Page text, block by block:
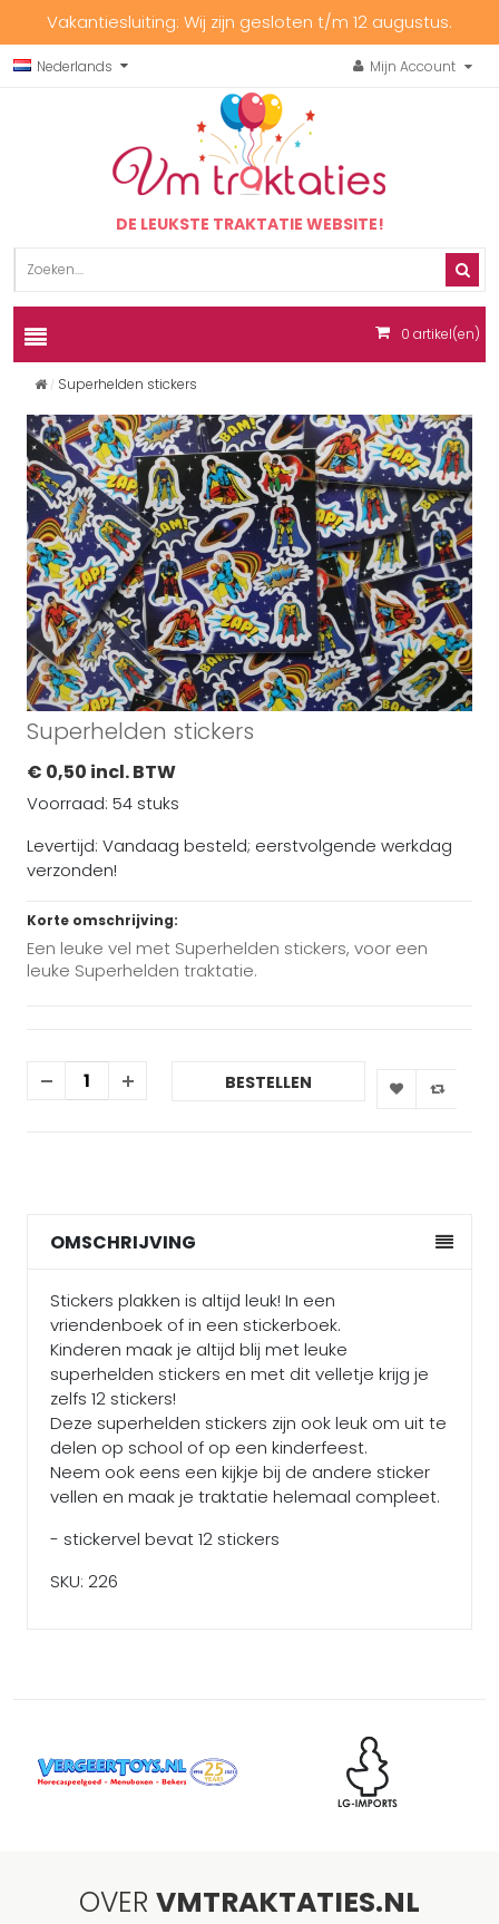
Vakantiesluiting: Wij zijn gesloten t/m 12 augustus.
Nederlands Mijn Account
DE LEUKSTE TRAKTATIE WEBSITE!
0 artikel(en)
Superhelden stickers
Superhelden stickers
€ 0,50 incl. BTW
Voorraad: 54 stuks
Levertijd: Vandaag besteld; eerstvolgende werkdag
verzonden!
Korte omschrijving:
Een leuke vel met Superhelden stickers, voor een
leuke Superhelden traktatie.
BESTELLEN
OMSCHRIJVING
Stickers plakken is altijd leuk! In een
vriendenboek of in een stickerboek.
Kinderen maak je altijd blij met leuke
superhelden stickers en met dit velletje krijg je
zelfs 12 stickers!
Deze superhelden stickers zijn ook leuk om uit te
delen op school of op een kinderfeest.
Neem ook eens een kijkje bij de andere sticker
vellen en maak je traktatie helemaal compleet.
- stickervel bevat 12 stickers
SKU: 226
OVER VMTRAKTATIES.NL